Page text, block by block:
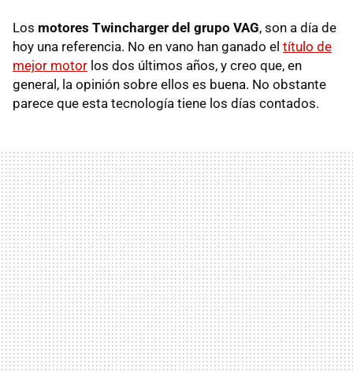
Los motores Twincharger del grupo VAG, son a día de
hoy una referencia. No en vano han ganado el título de
mejor motor los dos últimos años, y creo que, en
general, la opinión sobre ellos es buena. No obstante
parece que esta tecnología tiene los días contados.